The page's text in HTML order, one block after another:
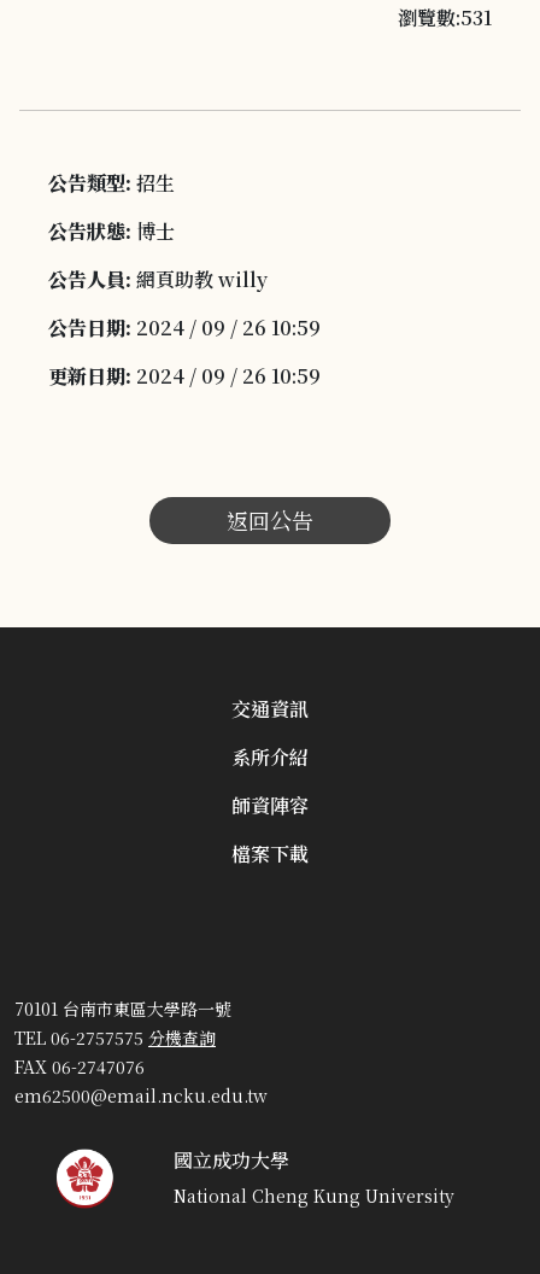
瀏覽數:531
公告類型: 招生
公告狀態: 博士
公告人員: 網頁助教 willy
公告日期: 2024 / 09 / 26 10:59
更新日期: 2024 / 09 / 26 10:59
返回公告
交通資訊
系所介紹
師資陣容
檔案下載
70101 台南市東區大學路一號
TEL 06-2757575 分機查詢
FAX 06-2747076
em62500@email.ncku.edu.tw
國立成功大學
National Cheng Kung University